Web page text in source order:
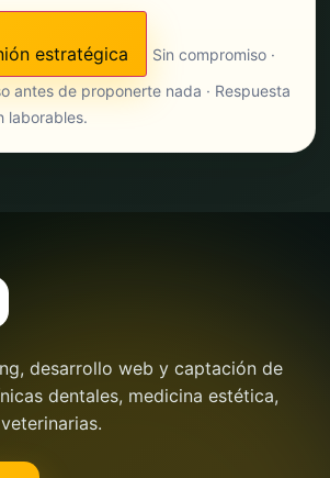
estratégica
Sin compromiso ·
antes de proponerte nada · Respuesta
laborables.
desarrollo web y captación de
dentales, medicina estética,